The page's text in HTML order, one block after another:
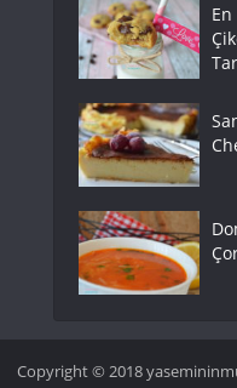
Copyright © 2018